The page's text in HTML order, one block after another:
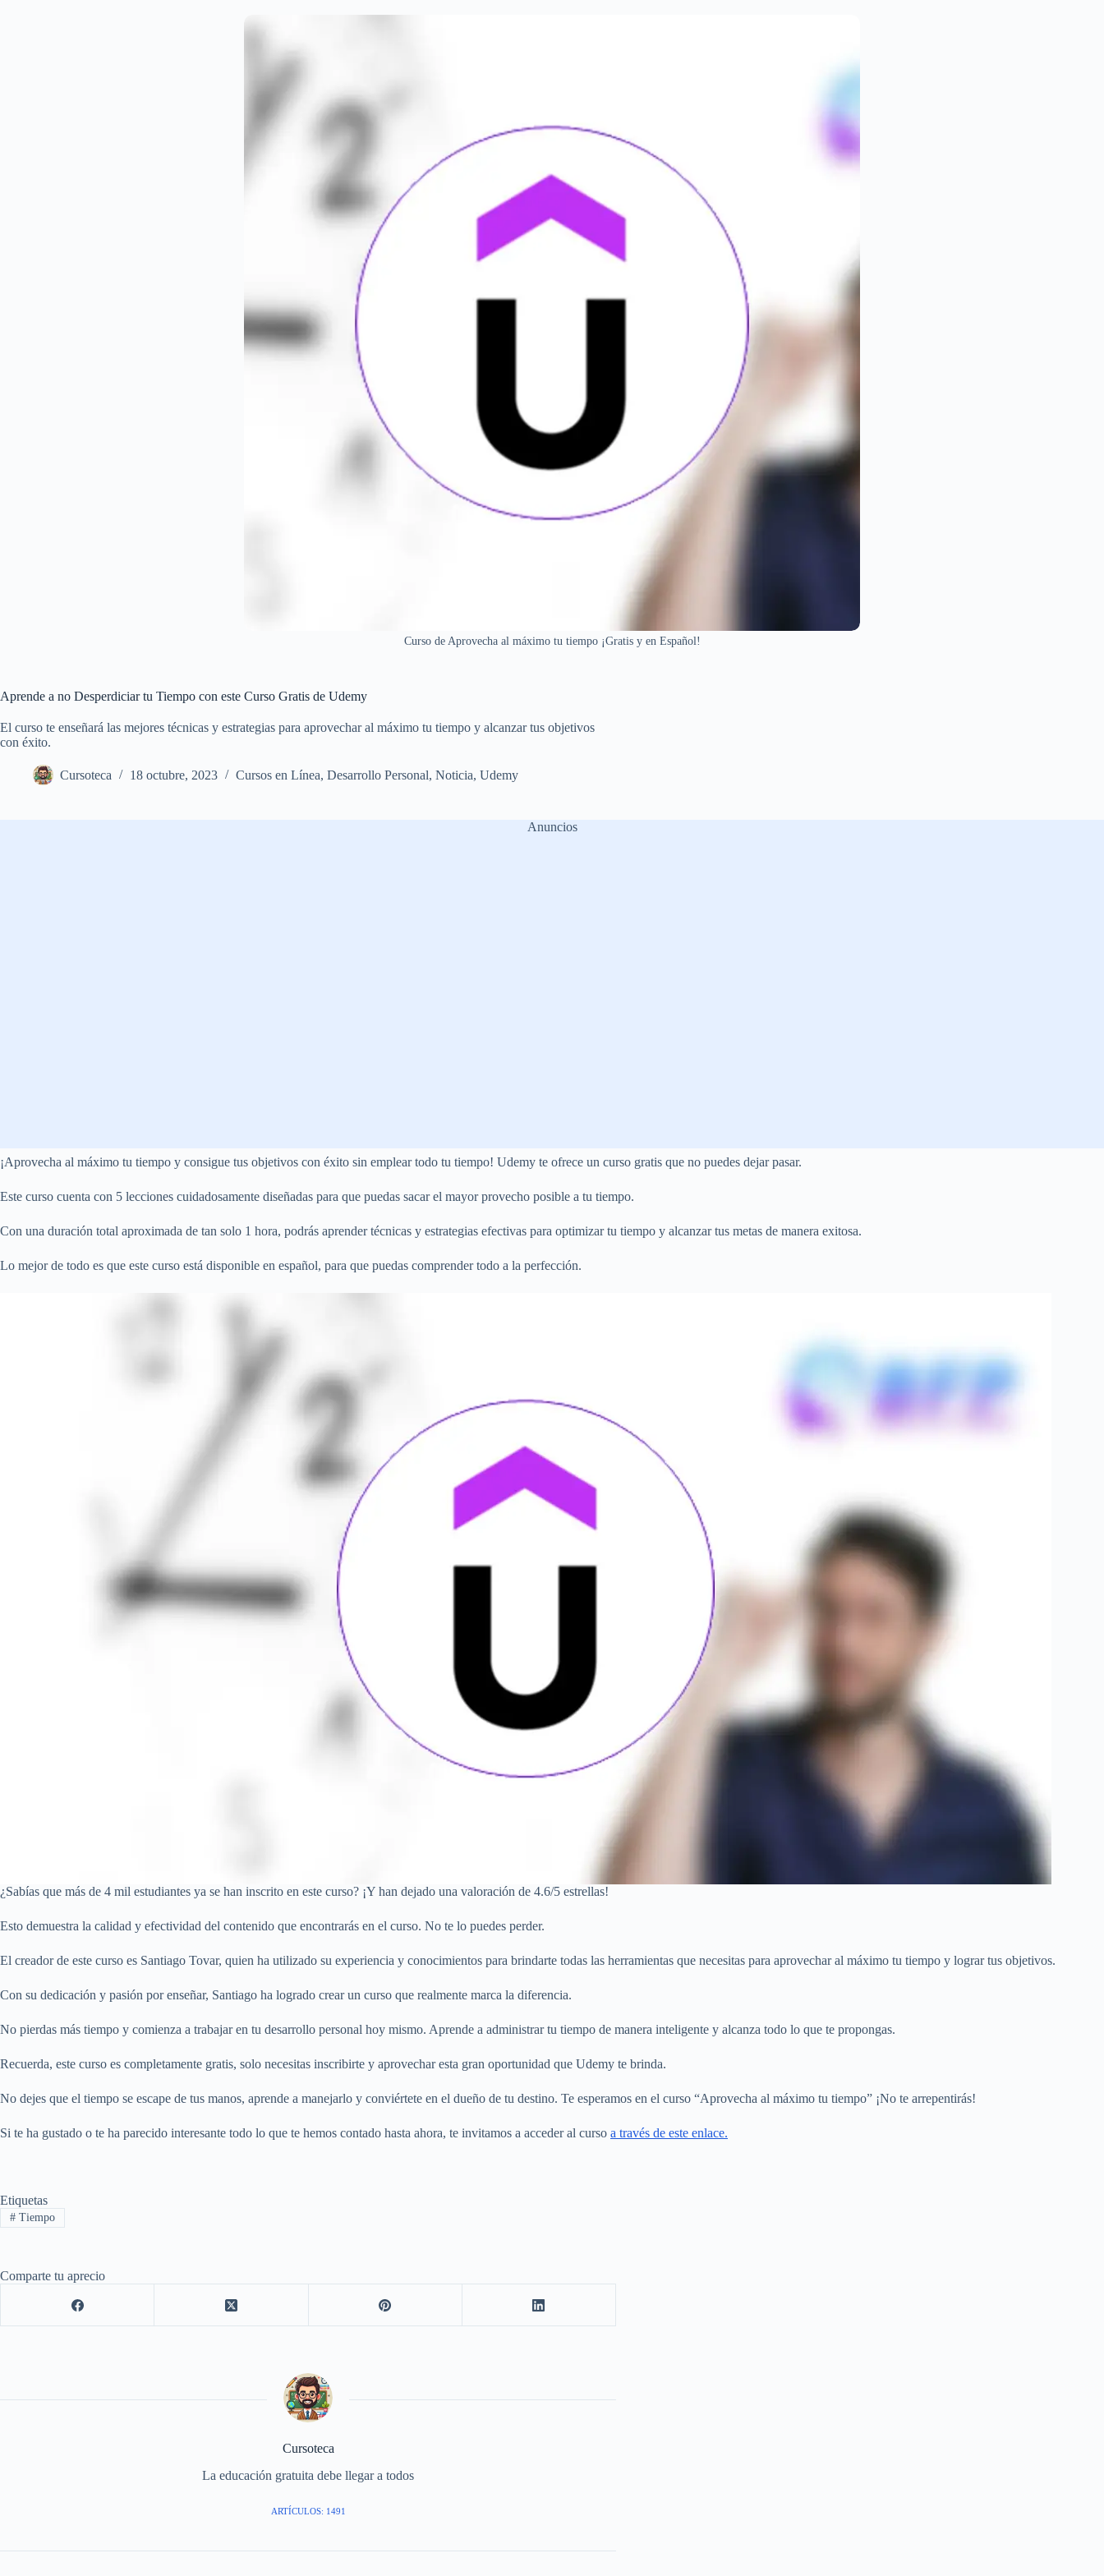
Curso de Aprovecha al máximo tu tiempo ¡Gratis y en Español!
Aprende a no Desperdiciar tu Tiempo con este Curso Gratis de Udemy
El curso te enseñará las mejores técnicas y estrategias para aprovechar al máximo tu tiempo y alcanzar tus objetivos
con éxito.
Cursoteca 18 octubre, 2023 Cursos en Línea, Desarrollo Personal, Noticia, Udemy
Anuncios
¡Aprovecha al máximo tu tiempo y consigue tus objetivos con éxito sin emplear todo tu tiempo! Udemy te ofrece un curso gratis que no puedes dejar pasar.
Este curso cuenta con 5 lecciones cuidadosamente diseñadas para que puedas sacar el mayor provecho posible a tu tiempo.
Con una duración total aproximada de tan solo 1 hora, podrás aprender técnicas y estrategias efectivas para optimizar tu tiempo y alcanzar tus metas de manera exitosa.
Lo mejor de todo es que este curso está disponible en español, para que puedas comprender todo a la perfección.
¿Sabías que más de 4 mil estudiantes ya se han inscrito en este curso? ¡Y han dejado una valoración de 4.6/5 estrellas!
Esto demuestra la calidad y efectividad del contenido que encontrarás en el curso. No te lo puedes perder.
El creador de este curso es Santiago Tovar, quien ha utilizado su experiencia y conocimientos para brindarte todas las herramientas que necesitas para aprovechar al máximo tu tiempo y lograr tus objetivos.
Con su dedicación y pasión por enseñar, Santiago ha logrado crear un curso que realmente marca la diferencia.
No pierdas más tiempo y comienza a trabajar en tu desarrollo personal hoy mismo. Aprende a administrar tu tiempo de manera inteligente y alcanza todo lo que te propongas.
Recuerda, este curso es completamente gratis, solo necesitas inscribirte y aprovechar esta gran oportunidad que Udemy te brinda.
No dejes que el tiempo se escape de tus manos, aprende a manejarlo y conviértete en el dueño de tu destino. Te esperamos en el curso “Aprovecha al máximo tu tiempo” ¡No te arrepentirás!
Si te ha gustado o te ha parecido interesante todo lo que te hemos contado hasta ahora, te invitamos a acceder al curso a través de este enlace.
Etiquetas
#Tiempo
Comparte tu aprecio
Cursoteca
La educación gratuita debe llegar a todos
ARTÍCULOS: 1491